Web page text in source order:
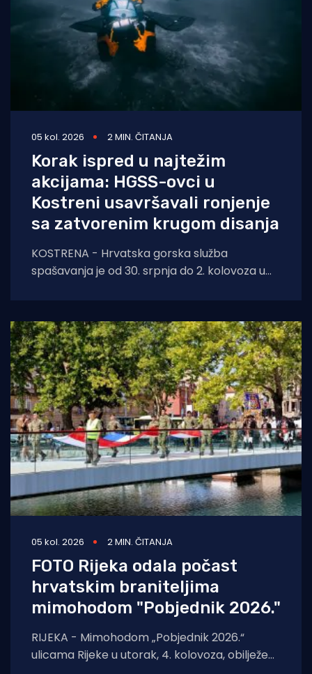
05 kol. 2026 2 MIN. ČITANJA
Korak ispred u najtežim
akcijama: HGSS-ovci u
Kostreni usavršavali ronjenje
sa zatvorenim krugom disanja
KOSTRENA - Hrvatska gorska služba
spašavanja je od 30. srpnja do 2. kolovoza u
05 kol. 2026 2 MIN. ČITANJA
FOTO Rijeka odala počast
hrvatskim braniteljima
mimohodom "Pobjednik 2026."
RIJEKA - Mimohodom „Pobjednik 2026.“
ulicama Rijeke u utorak, 4. kolovoza, obilježeni